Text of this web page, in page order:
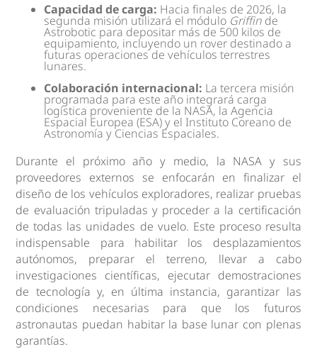
Capacidad de carga: Hacia finales de 2026, la
segunda misión utilizará el módulo Griffin de
Astrobotic para depositar más de 500 kilos de
equipamiento, incluyendo un rover destinado a
futuras operaciones de vehículos terrestres
lunares.
Colaboración internacional: La tercera misión
programada para este año integrará carga
logística proveniente de la NASA, la Agencia
Espacial Europea (ESA) y el Instituto Coreano de
Astronomía y Ciencias Espaciales.
Durante el próximo año y medio, la NASA y sus
proveedores externos se enfocarán en finalizar el
diseño de los vehículos exploradores, realizar pruebas
de evaluación tripuladas y proceder a la certificación
de todas las unidades de vuelo. Este proceso resulta
indispensable para habilitar los desplazamientos
autónomos, preparar el terreno, llevar a cabo
investigaciones científicas, ejecutar demostraciones
de tecnología y, en última instancia, garantizar las
condiciones necesarias para que los futuros
astronautas puedan habitar la base lunar con plenas
garantías.